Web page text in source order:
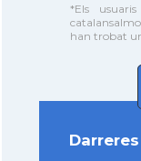
*Els
han trobat